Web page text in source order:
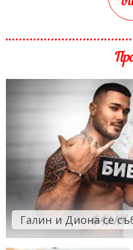
Галин и Диона се